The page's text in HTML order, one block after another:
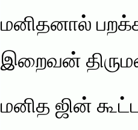
மனிதனால் பறக்க
இறைவன்
மனித ஜின்